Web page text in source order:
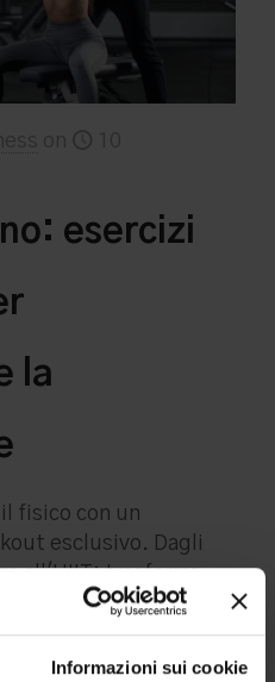
Informazioni sui cookie
esercizi
la
fisico con un
esclusivo. Dagli
all'HIIT: trasforma
energia.
Leggi di più